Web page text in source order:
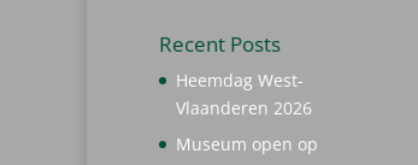
Recent Posts
Heemdag West-
Vlaanderen 2026
Museum open op